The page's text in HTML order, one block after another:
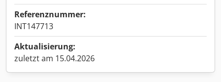
Referenznummer:
INT147713
Aktualisierung:
zuletzt am 15.04.2026